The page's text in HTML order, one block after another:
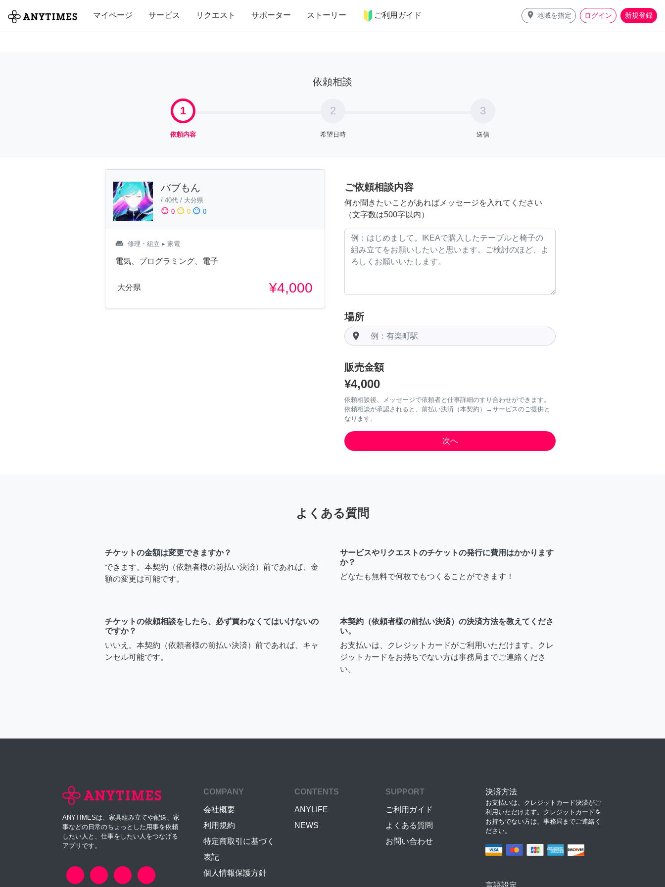
マイページ サービス リクエスト サポーター ストーリー ご利用ガイド place 地域を指定 ログイン 新規登録
全て 修理・組立 家事 引っ越し インテリア 趣味・習い事 ペット 料理
依頼相談
1
依頼内容
2
希望日時
3
送信
バブもん
/ 40代 / 大分県
sentiment_satisfied 0 sentiment_neutral 0 sentiment_dissatisfied 0
weekend 修理・組立 ▸ 家電
電気、プログラミング、電子
大分県 ¥4,000
ご依頼相談内容
何か聞きたいことがあればメッセージを入れてください
（文字数は500字以内）
場所
room
販売金額
¥4,000
依頼相談後、メッセージで依頼者と仕事詳細のすり合わせができます。
依頼相談が承認されると、前払い決済（本契約）→サービスのご提供と
なります。
よくある質問
チケットの金額は変更できますか？
できます。本契約（依頼者様の前払い決済）前であれば、金
額の変更は可能です。
サービスやリクエストのチケットの発行に費用はかかります
か？
どなたも無料で何枚でもつくることができます！
チケットの依頼相談をしたら、必ず買わなくてはいけないの
ですか？
いいえ。本契約（依頼者様の前払い決済）前であれば、キャ
ンセル可能です。
本契約（依頼者様の前払い決済）の決済方法を教えてくださ
い。
お支払いは、クレジットカードがご利用いただけます。クレ
ジットカードをお持ちでない方は事務局までご連絡くださ
い。
ANYTIMESは、家具組み立てや配送、家
事などの日常のちょっとした用事を依頼
したい人と、仕事をしたい人をつなげる
アプリです。
COMPANY
会社概要
利用規約
特定商取引に基づく
表記
個人情報保護方針
CONTENTS
ANYLIFE
NEWS
SUPPORT
ご利用ガイド
よくある質問
お問い合わせ
決済方法
お支払いは、クレジットカード決済がご
利用いただけます。クレジットカードを
お持ちでない方は、事務局までご連絡く
ださい。
言語設定